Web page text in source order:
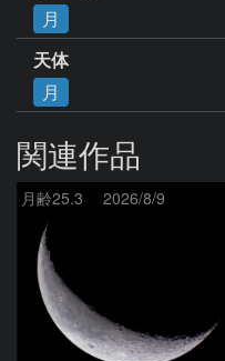
月
天体
月
関連作品
月齢25.3 2026/8/9